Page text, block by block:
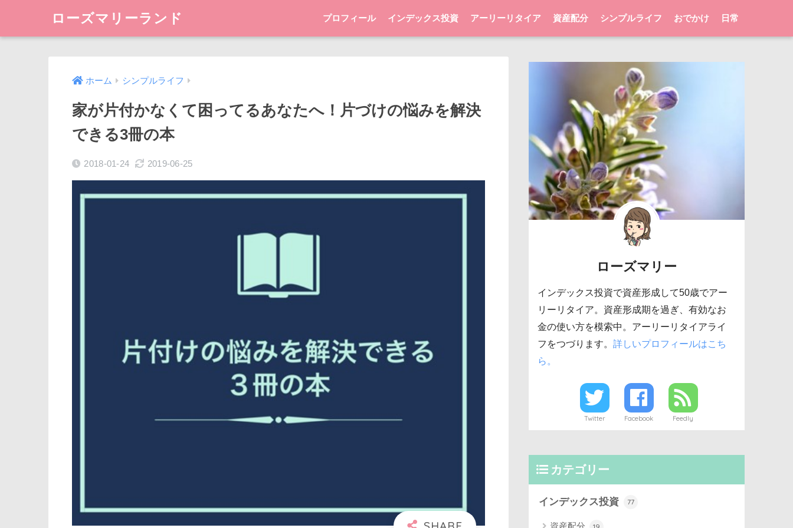
ローズマリーランド プロフィール インデックス投資 アーリーリタイア 資産配分 シンプルライフ おでかけ 日常
ホーム シンプルライフ
家が片付かなくて困ってるあなたへ！片づけの悩みを解決
できる3冊の本
2018-01-24 2019-06-25
ローズマリー
インデックス投資で資産形成して50歳でアー
リーリタイア。資産形成期を過ぎ、有効なお
金の使い方を模索中。アーリーリタイアライ
フをつづります。詳しいプロフィールはこち
ら。
Twitter Facebook Feedly
カテゴリー
インデックス投資 77
資産配分